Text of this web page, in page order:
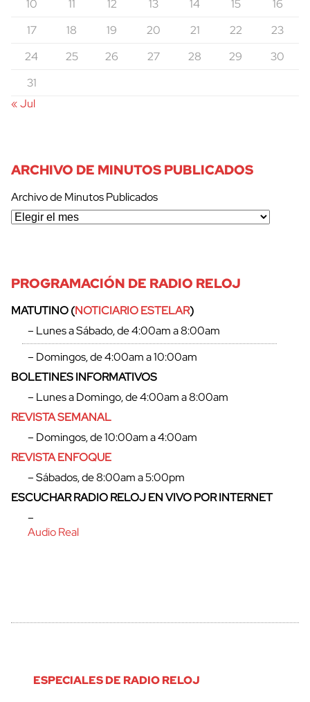
10 11 12 13 14 15
16
17
18 19 20 21 22
23
24
25 26 27 28 29
30
31
« Jul
ARCHIVO DE MINUTOS PUBLICADOS
Archivo de Minutos Publicados
PROGRAMACIÓN DE RADIO RELOJ
MATUTINO (NOTICIARIO ESTELAR)
– Lunes a Sábado, de 4:00am a 8:00am
– Domingos, de 4:00am a 10:00am
BOLETINES INFORMATIVOS
– Lunes a Domingo, de 4:00am a 8:00am
REVISTA SEMANAL
– Domingos, de 10:00am a 4:00am
REVISTA ENFOQUE
– Sábados, de 8:00am a 5:00pm
ESCUCHAR RADIO RELOJ EN VIVO POR INTERNET
–
Audio Real
ESPECIALES DE RADIO RELOJ